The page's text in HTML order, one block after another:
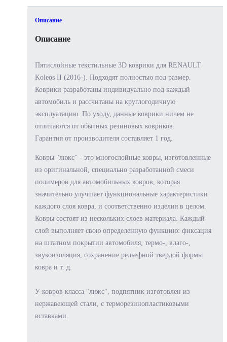
Описание
Описание
Пятислойные текстильные 3D коврики для RENAULT
Koleos II (2016-). Подходят полностью под размер.
Коврики разработаны индивидуально под каждый
автомобиль и рассчитаны на круглогодичную
эксплуатацию. По уходу, данные коврики ничем не
отличаются от обычных резиновых ковриков.
Гарантия от производителя составляет 1 год.
Ковры "люкс" - это многослойные ковры, изготовленные
из оригинальной, специально разработанной смеси
полимеров для автомобильных ковров, которая
значительно улучшает функциональные характеристики
каждого слоя ковра, и соответственно изделия в целом.
Ковры состоят из нескольких слоев материала. Каждый
слой выполняет свою определенную функцию: фиксация
на штатном покрытии автомобиля, термо-, влаго-,
звукоизоляция, сохранение рельефной твердой формы
ковра и т. д.
У ковров класса "люкс", подпятник изготовлен из
нержавеющей стали, с терморезинопластиковыми
вставками.